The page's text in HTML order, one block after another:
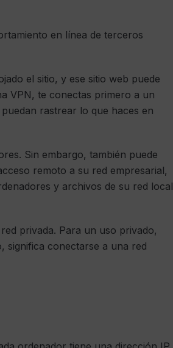
en línea de terceros
el sitio, y ese sitio web puede
VPN, te conectas primero a un
rastrear lo que haces en
Sin embargo, también puede
remoto a su red empresarial,
y archivos de su red local
privada. Para un uso privado,
significa conectarse a una red